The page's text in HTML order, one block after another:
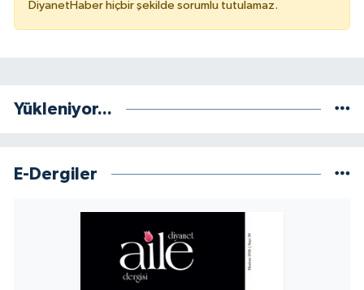
DiyanetHaber hiçbir şekilde sorumlu tutulamaz.
Yükleniyor...
E-Dergiler